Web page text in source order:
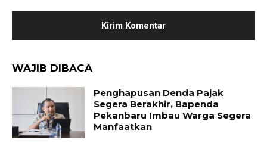
WAJIB DIBACA
Penghapusan Denda Pajak
Segera Berakhir, Bapenda
Pekanbaru Imbau Warga Segera
Manfaatkan